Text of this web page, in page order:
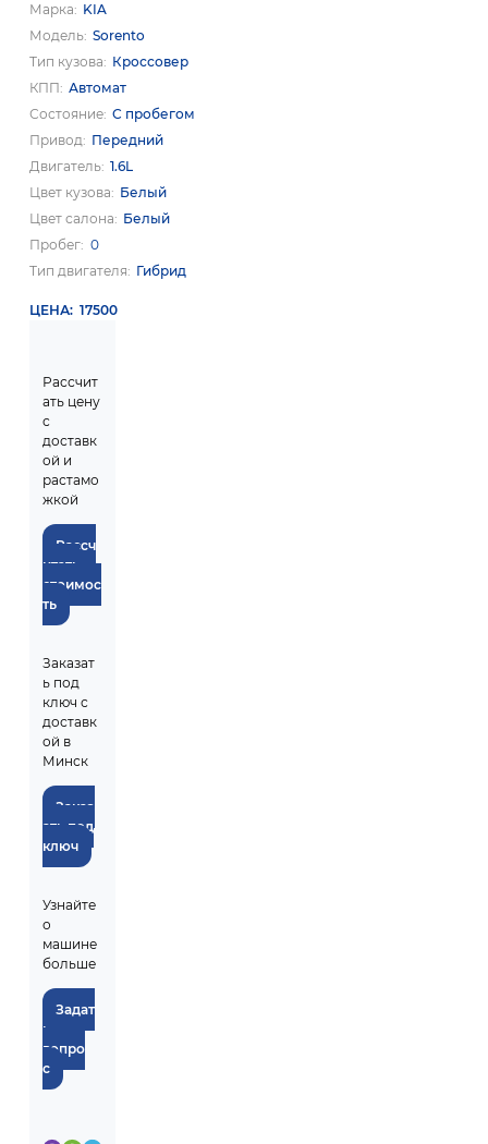
Марка
KIA
Модель Sorento
Тип кузова
Кроссовер
КПП Автомат
Состояние С пробегом
Привод Передний
Двигатель 1.6L
Цвет кузова
Белый
Цвет салона
Белый
Пробег 0
Тип двигателя
Гибрид
ЦЕНА 17500
Рассчит
ать цену
с
доставк
ой и
растамо
жкой
Рассч
итать
стоимос
ть
Заказат
ь под
ключ с
доставк
ой в
Минск
Заказ
ать под
ключ
Узнайте
о
машине
больше
Задат
ь
вопро
с